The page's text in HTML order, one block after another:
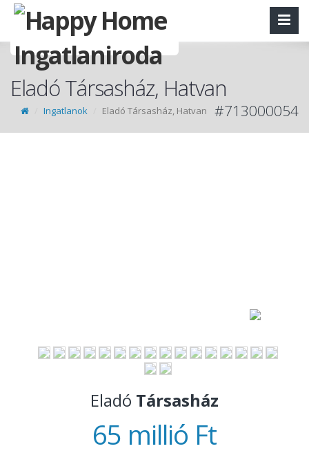
Eladó Társasház, Hatvan
Ingatlanok Eladó Társasház, Hatvan #713000054
Eladó Társasház
65 millió Ft